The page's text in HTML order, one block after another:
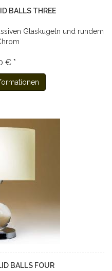
BALLS THREE
Glaskugeln und rundem
€ *
BALLS FOUR